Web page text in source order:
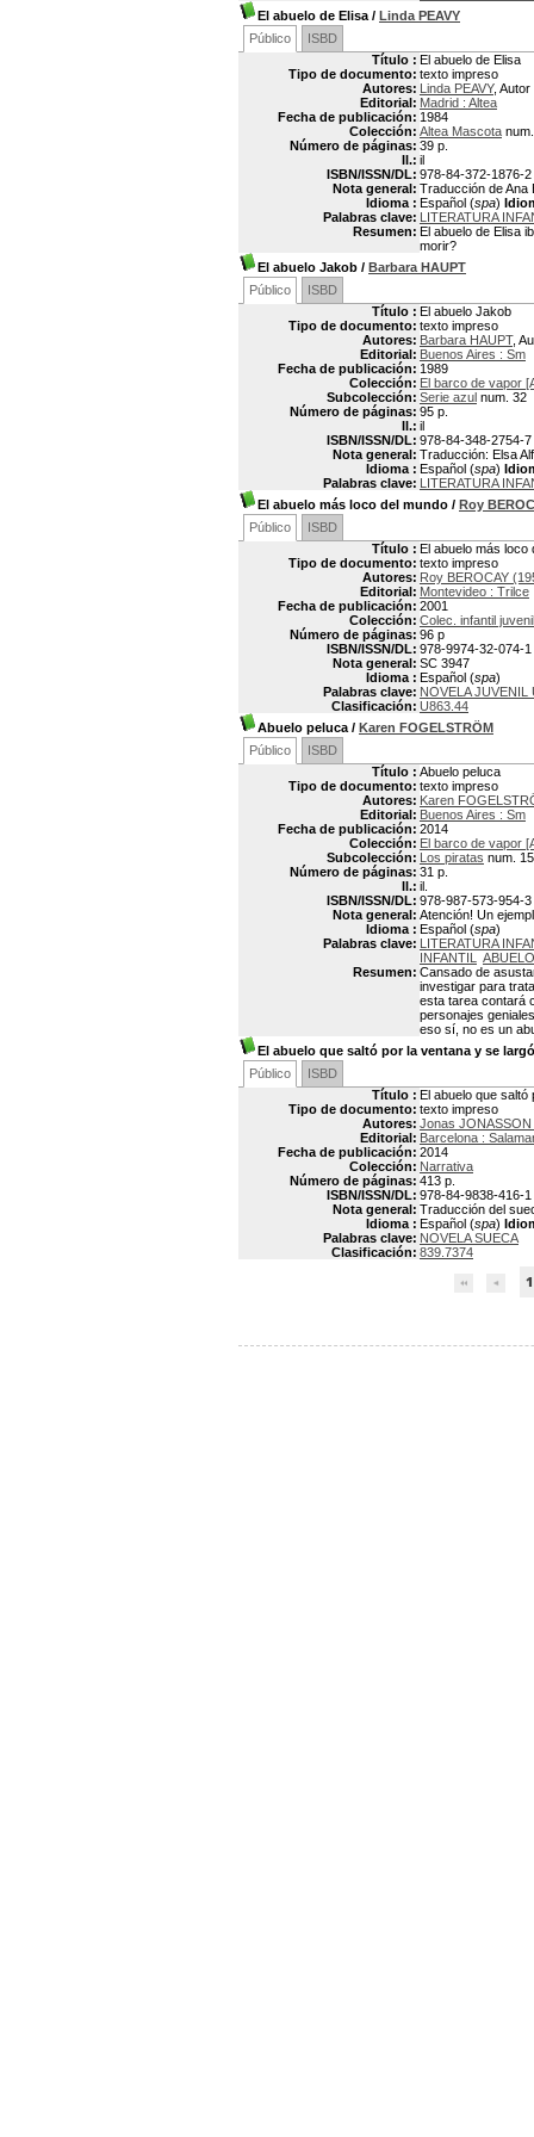
El abuelo de Elisa / Linda PEAVY
Público
ISBD
Título : El abuelo de Elisa
Tipo de documento: texto impreso
Autores: Linda PEAVY,
Editorial: Madrid : Altea
Fecha de publicación: 1984
Colección: Altea Mascota
Número de páginas: 39 p.
Il.: il
ISBN/ISSN/DL: 978-84-372-1876-2
Nota general: Traducción de Ana
Idioma : Español (spa)
Palabras clave: LITERATURA
Resumen: El abuelo de Elisa
morir?
El abuelo Jakob / Barbara HAUPT
Público
ISBD
Título : El abuelo Jakob
Tipo de documento: texto impreso
Autores: Barbara HAUPT,
Editorial: Buenos Aires : Sm
Fecha de publicación: 1989
Colección: El barco de vapor
Subcolección: Serie azul num. 32
Número de páginas: 95 p.
Il.: il
ISBN/ISSN/DL: 978-84-348-2754-7
Nota general: Traducción: Elsa
Idioma : Español (spa)
Palabras clave: LITERATURA
El abuelo más loco del mundo / Roy
Público
ISBD
Título : El abuelo más loco
Tipo de documento: texto impreso
Autores: Roy BEROCAY
Editorial: Montevideo : Trilce
Fecha de publicación: 2001
Colección: Colec. infantil
Número de páginas: 96 p
ISBN/ISSN/DL: 978-9974-32-074-1
Nota general: SC 3947
Idioma : Español (spa)
Palabras clave: NOVELA JUVENIL
Clasificación: U863.44
Abuelo peluca / Karen FOGELSTRÖM
Público
ISBD
Título : Abuelo peluca
Tipo de documento: texto impreso
Autores: Karen
Editorial: Buenos Aires : Sm
Fecha de publicación: 2014
Colección: El barco de vapor
Subcolección: Los piratas num. 15
Número de páginas: 31 p.
Il.: il.
ISBN/ISSN/DL: 978-987-573-954-3
Nota general: Atención! Un
Idioma : Español (spa)
Palabras clave: LITERATURA
INFANTIL
Resumen: Cansado de
investigar para
esta tarea contará
personajes
eso sí, no es un
El abuelo que saltó por la ventana y se largó
Público
ISBD
Título : El abuelo que saltó
Tipo de documento: texto impreso
Autores: Jonas
Editorial: Barcelona :
Fecha de publicación: 2014
Colección: Narrativa
Número de páginas: 413 p.
ISBN/ISSN/DL: 978-84-9838-416-1
Nota general: Traducción del
Idioma : Español (spa)
Palabras clave: NOVELA SUECA
Clasificación: 839.7374
1